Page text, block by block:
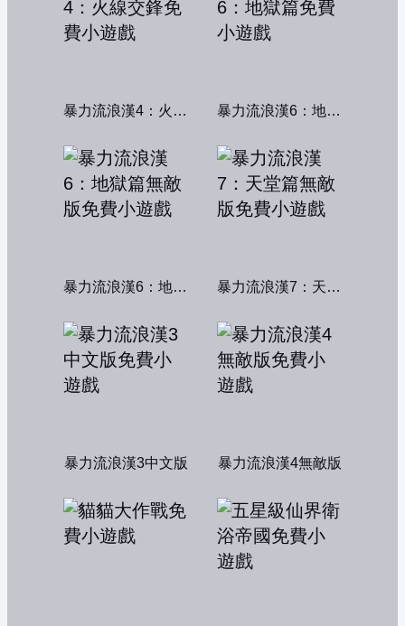
暴力流浪漢4：火線交鋒 暴力流浪漢6：地獄篇
暴力流浪漢6：地獄篇無敵版 暴力流浪漢7：天堂篇無敵版
暴力流浪漢3中文版 暴力流浪漢4無敵版